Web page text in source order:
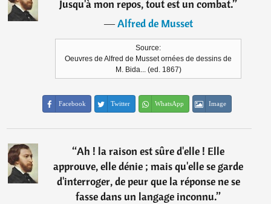
Jusqu'à mon repos, tout est un combat.”
―Alfred de Musset
Source:
Oeuvres de Alfred de Musset ornées de dessins de
M. Bida... (ed. 1867)
Facebook Twitter WhatsApp Image
“Ah ! la raison est sûre d'elle ! Elle
approuve, elle dénie ; mais qu'elle se garde
d'interroger, de peur que la réponse ne se
fasse dans un langage inconnu.”